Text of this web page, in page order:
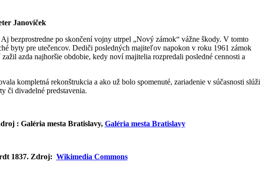
Janoviček
bezprostredne po skončení vojny utrpel „Nový zámok“ vážne škody. V tomto
byty pre utečencov. Dediči posledných majiteľov napokon v roku 1961 zámok
azda najhoršie obdobie, kedy noví majitelia rozpredali posledné cennosti a
kompletná rekonštrukcia a ako už bolo spomenuté, zariadenie v súčasnosti slúži
či divadelné predstavenia.
: Galéria mesta Bratislavy, Galéria mesta Bratislavy
1837. Zdroj: Wikimedia Commons